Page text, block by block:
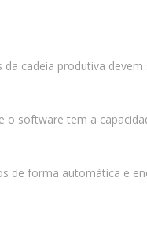
cadeia produtiva devem
o software tem a
de forma automática e